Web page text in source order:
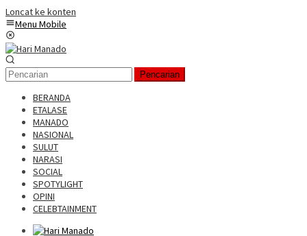
Loncat ke konten
Menu Mobile
Pencarian
BERANDA
ETALASE
MANADO
NASIONAL
SULUT
NARASI
SOCIAL
SPOTYLIGHT
OPINI
CELEBTAINMENT